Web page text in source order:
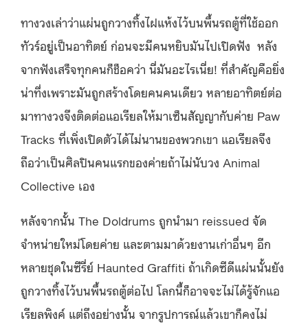
ทางวงเล่าว่าแผ่นถูกวางทิ้งไฝแห้งไว้บนพื้นรถตู้ที่ใช้ออก
ทัวร์อยู่เป็นอาทิตย์ ก่อนจะมีคนหยิบมันไปเปิดฟัง หลัง
จากฟังเสร็จทุกคนก็ช็อคว่า นี่มันอะไรเนี่ย! ที่สำคัญคือยิ่ง
น่าทึ่งเพราะมันถูกสร้างโดยคนคนเดียว หลายอาทิตย์ต่อ
มาทางวงจึงติดต่อแอเรียลให้มาเซ็นสัญญากับค่าย Paw
Tracks ที่เพิ่งเปิดตัวได้ไม่นานของพวกเขา แอเรียลจึง
ถือว่าเป็นศิลปินคนแรกของค่ายถ้าไม่นับวง Animal
Collective เอง
หลังจากนั้น The Doldrums ถูกนำมา reissued จัด
จำหน่ายใหม่โดยค่าย และตามมาด้วยงานเก่าอื่นๆ อีก
หลายชุดในซีรี่ย์ Haunted Graffiti ถ้าเกิดซีดีแผ่นนั้นยัง
ถูกวางทิ้งไว้บนพื้นรถตู้ต่อไป โลกนี้ก็อาจจะไม่ได้รู้จักแอ
เรียลพิงค์ แต่ถึงอย่างนั้น จากรูปการณ์แล้วเขาก็คงไม่